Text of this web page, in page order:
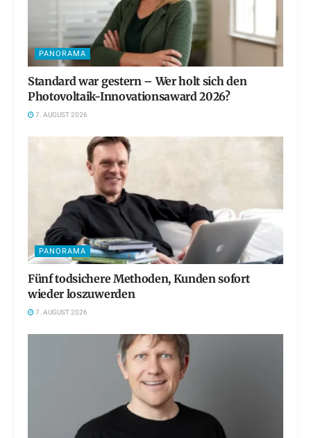
PANORAMA
Standard war gestern – Wer holt sich den
Photovoltaik-Innovationsaward 2026?
7. AUGUST 2026
PANORAMA
Fünf todsichere Methoden, Kunden sofort
wieder loszuwerden
7. AUGUST 2026